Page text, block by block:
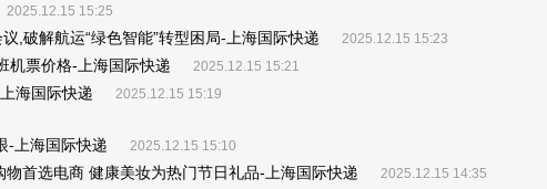
2025.12.15 15:25
,破解航运“绿色智能”转型困局-上海国际快递 2025.12.15 15:23
机票价格-上海国际快递 2025.12.15 15:21
海国际快递 2025.12.15 15:19
-上海国际快递 2025.12.15 15:10
首选电商 健康美妆为热门节日礼品-上海国际快递 2025.12.15 14:35